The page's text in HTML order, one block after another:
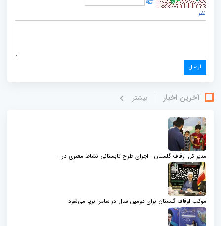
نظر
آخرین اخبار بيشتر
مدیر کل اوقاف گلستان : اجرای طرح تابستانی نشاط معنوی در...
موکب اوقاف گلستان برای دومین سال در سامرا برپا می‌شود